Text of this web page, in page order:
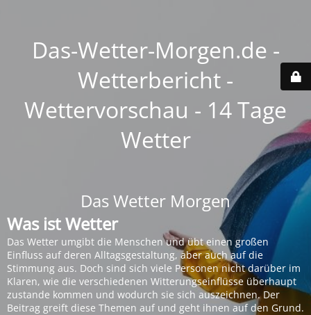
Das-Wetter-Morgen.de -
Wetterbericht -
Wettervorschau - 14 Tage
Wetter
Das Wetter Morgen
Was ist Wetter
Das Wetter umgibt die Menschen und übt einen großen
Einfluss auf deren Alltagsgestaltung, aber auch auf die
Stimmung aus. Doch sind sich viele Personen nicht darüber im
Klaren, wie die verschiedenen Witterungseinflüsse überhaupt
zustande kommen und wodurch sie sich auszeichnen. Der
Beitrag greift diese Themen auf und geht ihnen auf den Grund.